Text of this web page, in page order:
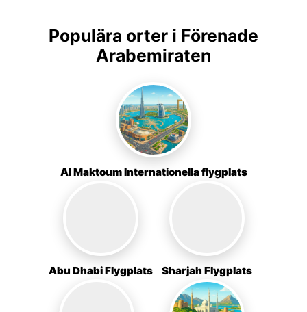
Populära orter i Förenade
Arabemiraten
Al Maktoum Internationella flygplats
Abu Dhabi Flygplats Sharjah Flygplats